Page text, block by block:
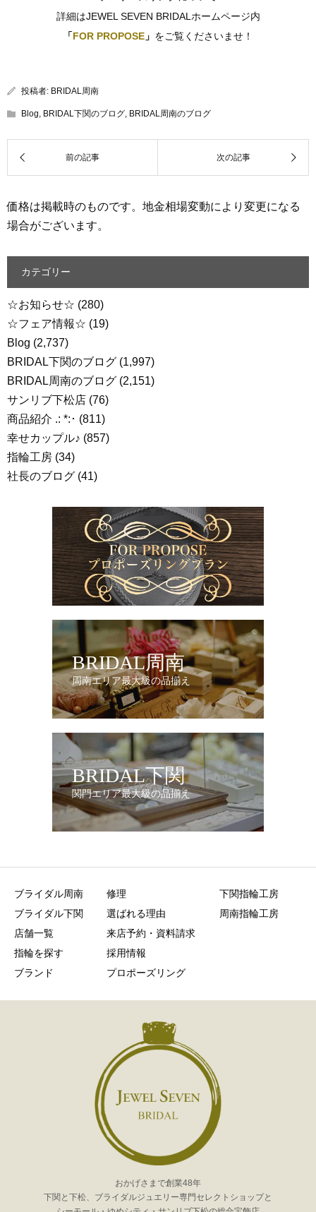
詳細はJEWEL SEVEN BRIDALホームページ内
「 FOR PROPOSE 」 をご覧くださいませ！
投稿者: BRIDAL周南
Blog, BRIDAL下関のブログ, BRIDAL周南のブログ
価格は掲載時のものです。地金相場変動により変更になる
場合がございます。
カテゴリー
☆お知らせ☆ (280)
☆フェア情報☆ (19)
Blog (2,737)
BRIDAL下関のブログ (1,997)
BRIDAL周南のブログ (2,151)
サンリブ下松店 (76)
商品紹介 .: *:･ (811)
幸せカップル♪ (857)
指輪工房 (34)
社長のブログ (41)
BRIDAL周南
周南エリア最大級の品揃え
BRIDAL下関
関門エリア最大級の品揃え
ブライダル周南
ブライダル下関
店舗一覧
指輪を探す
ブランド
修理
選ばれる理由
来店予約・資料請求
採用情報
プロポーズリング
下関指輪工房
周南指輪工房
おかげさまで創業48年
下関と下松、ブライダルジュエリー専門セレクトショップと